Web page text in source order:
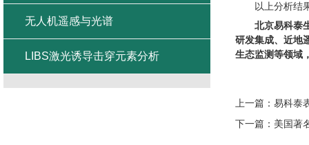
以上分析结
北京易科泰
研发集成、近地
生态监测等领域
上一篇： 易科泰
下一篇： 美国著
无人机遥感与光谱
LIBS激光诱导击穿元素分析